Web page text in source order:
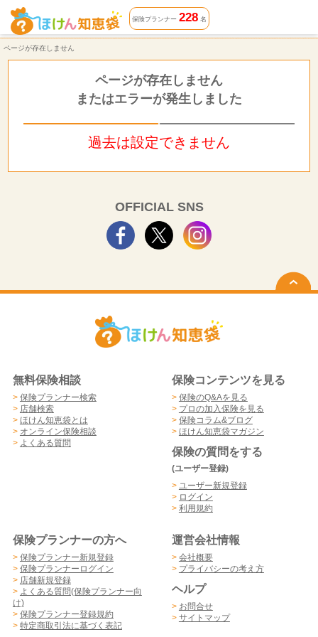
ページが存在しません | ほけん知恵袋
保険プランナー 228名
ページが存在しません
ページが存在しません
またはエラーが発生しました
過去は設定できません
OFFICIAL SNS
無料保険相談
> 保険プランナー検索
> 店舗検索
> ほけん知恵袋とは
> オンライン保険相談
> よくある質問
保険コンテンツを見る
> 保険のQ&Aを見る
> プロの加入保険を見る
> 保険コラム&ブログ
> ほけん知恵袋マガジン
保険の質問をする
(ユーザー登録)
> ユーザー新規登録
> ログイン
> 利用規約
保険プランナーの方へ
> 保険プランナー新規登録
> 保険プランナーログイン
> 店舗新規登録
> よくある質問(保険プランナー向
け)
> 保険プランナー登録規約
> 特定商取引法に基づく表記
運営会社情報
> 会社概要
> プライバシーの考え方
ヘルプ
> お問合せ
> サイトマップ